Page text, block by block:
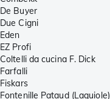
De Buyer
Due Cigni
Eden
EZ Profi
Coltelli da cucina F. Dick
Farfalli
Fiskars
Fontenille Pataud (Laguiole)